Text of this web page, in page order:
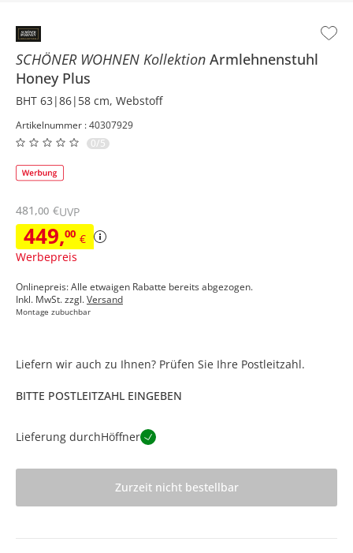
SCHÖNER WOHNEN Kollektion Armlehnenstuhl
Honey Plus
BHT 63|86|58 cm, Webstoff
Artikelnummer : 40307929
0/5
449,00 €
Werbepreis
481 ,00 €UVP
Onlinepreis: Alle etwaigen Rabatte bereits abgezogen.
Inkl. MwSt. zzgl.Versand
Montage zubuchbar
Liefern wir auch zu Ihnen? Prüfen Sie Ihre Postleitzahl.
BITTE POSTLEITZAHL EINGEBEN
Lieferung durchHöffner
Zurzeit nicht bestellbar